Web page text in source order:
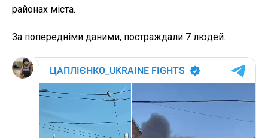
районах міста.
За попередніми даними, постраждали 7 людей.